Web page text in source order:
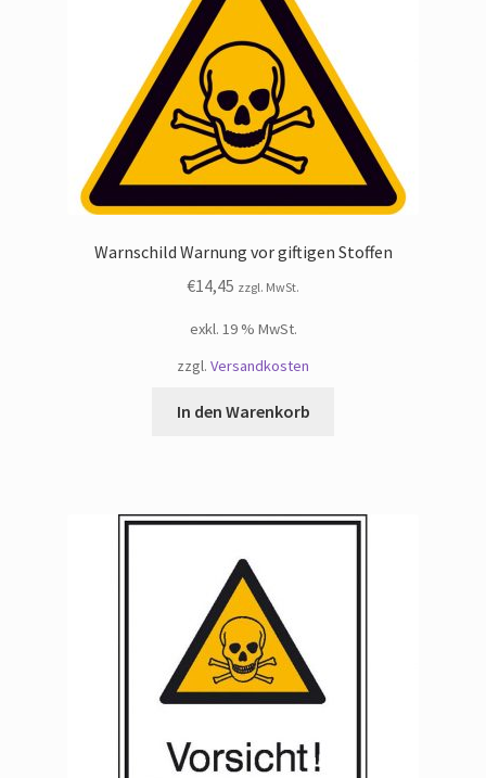
Warnschild Warnung vor giftigen Stoffen
€14,45 zzgl. MwSt.
exkl. 19 % MwSt.
zzgl. Versandkosten
In den Warenkorb